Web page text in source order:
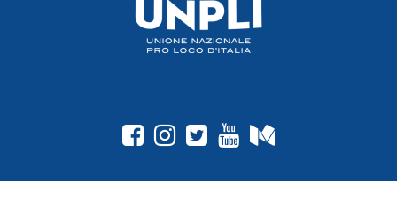
fab fa-facebook-square
fab fa-instagram
fab fa-twitter-square
fab fa-youtube